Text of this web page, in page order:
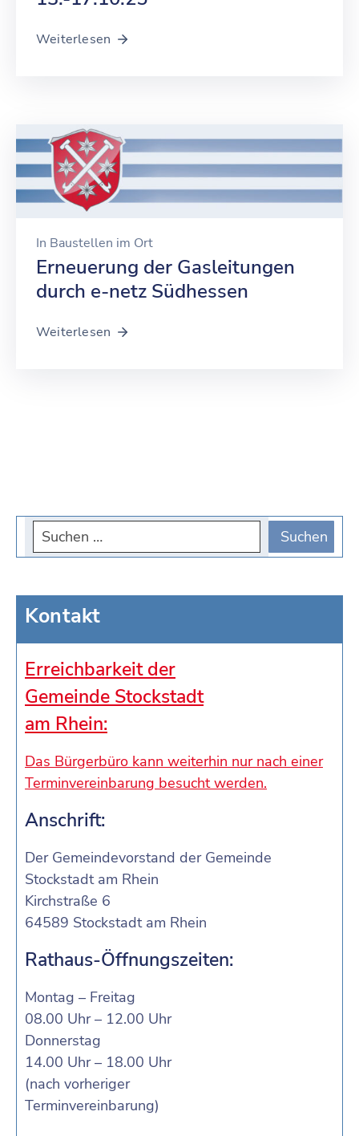
Weiterlesen
In Baustellen im Ort
Erneuerung der Gasleitungen
durch e-netz Südhessen
Weiterlesen
Kontakt
Erreichbarkeit der
Gemeinde Stockstadt
am Rhein:
Das Bürgerbüro kann weiterhin nur nach einer
Terminvereinbarung besucht werden.
Anschrift:
Der Gemeindevorstand der Gemeinde
Stockstadt am Rhein
Kirchstraße 6
64589 Stockstadt am Rhein
Rathaus-Öffnungszeiten:
Montag – Freitag
08.00 Uhr – 12.00 Uhr
Donnerstag
14.00 Uhr – 18.00 Uhr
(nach vorheriger
Terminvereinbarung)